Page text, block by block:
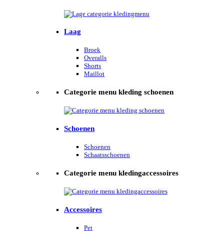
Laag
Broek
Overalls
Shorts
Maillot
Categorie menu kleding schoenen
Schoenen
Schoenen
Schaatsschoenen
Categorie menu kledingaccessoires
Accessoires
Pet